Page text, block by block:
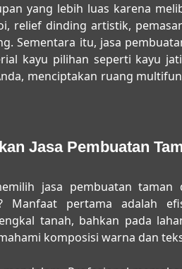
yang lebih luas karena
relief dinding artistik,
Sementara itu, jasa
kayu pilihan seperti kayu
menciptakan ruang
Jasa Pembuatan
jasa pembuatan taman
Manfaat pertama adalah
tanah, bahkan pada
komposisi warna dan